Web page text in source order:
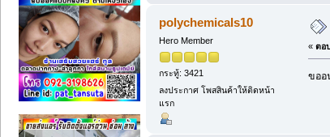
polychemicals10
Hero Member
กระทู้: 3421
ลงประกาศ โพสสินค้าให้ติดหน้า
แรก
« ตอ
ขออ